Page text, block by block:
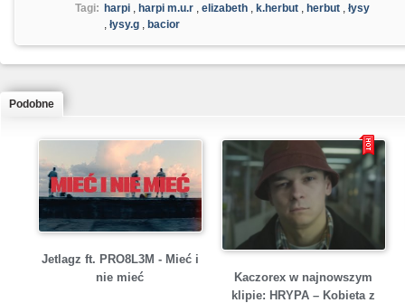
Tagi: harpi , harpi m.u.r , elizabeth , k.herbut , herbut , łysy
, łysy.g , bacior
Podobne
Jetlagz ft. PRO8L3M - Mieć i
nie mieć
Kaczorex w najnowszym
klipie: HRYPA – Kobieta z